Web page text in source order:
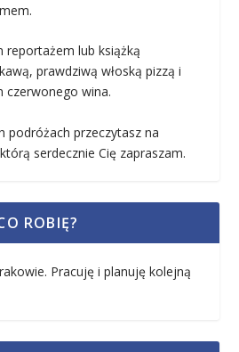
reportażem lub książką
prawdziwą włoską pizzą i
czerwonego wina.
podróżach przeczytasz na
serdecznie Cię zapraszam.
ROBIĘ?
Pracuję i planuję kolejną